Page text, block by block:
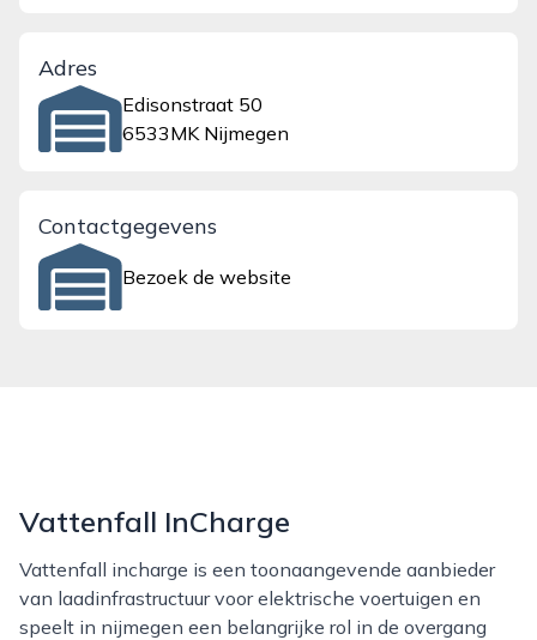
Adres
Edisonstraat 50
6533MK Nijmegen
Contactgegevens
Bezoek de website
Vattenfall InCharge
Vattenfall incharge is een toonaangevende aanbieder
van laadinfrastructuur voor elektrische voertuigen en
speelt in nijmegen een belangrijke rol in de overgang